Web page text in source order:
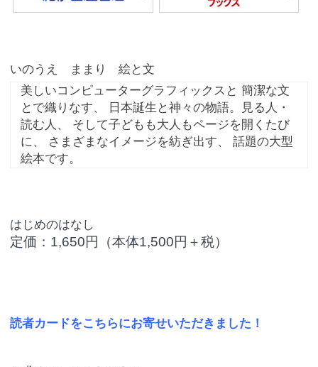
いのうえ ままり 絵と文
美しいコンピューターグラフィックスと 簡潔な文
とで織りなす、 日本誕生と神々の物語。見る人・
読む人、 そして子どもも大人もページを開くたび
に、 さまざまなイメージを紡ぎ出す、 話題の大型
絵本です。
はじめのはなし
定価：1,650円（本体1,500円＋税）
読者カードをこちらにお寄せいただきました！